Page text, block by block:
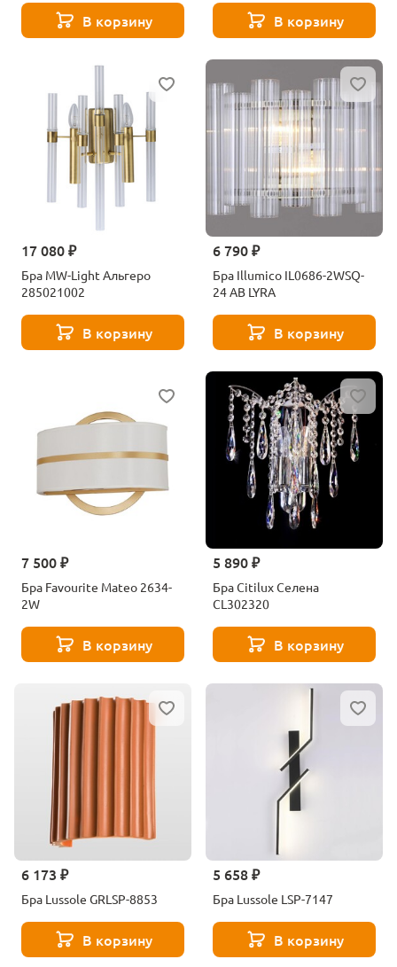
В корзину В корзину
17 080 ₽
Бра MW-Light Альгеро
285021002
В корзину
6 790 ₽
Бра Illumico IL0686-2WSQ-
24 AB LYRA
В корзину
7 500 ₽
Бра Favourite Mateo 2634-
2W
В корзину
5 890 ₽
Бра Citilux Селена
CL302320
В корзину
6 173 ₽
Бра Lussole GRLSP-8853
В корзину
5 658 ₽
Бра Lussole LSP-7147
В корзину